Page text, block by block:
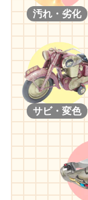
汚れ・劣化
サビ・変色